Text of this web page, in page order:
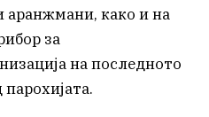
аранжмани, како и на
за
на последното
парохијата.